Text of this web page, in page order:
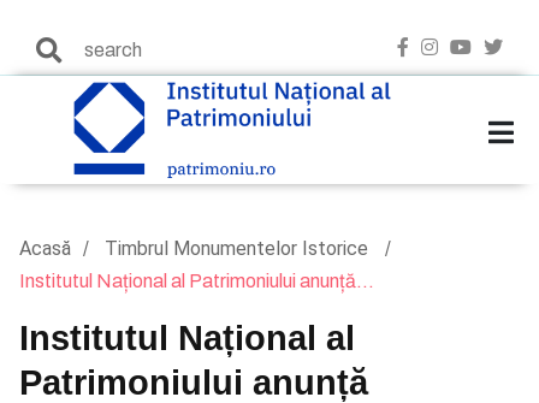
Acasă Timbrul Monumentelor Istorice
Institutul Național al Patrimoniului anunță...
Institutul Național al
Patrimoniului anunță